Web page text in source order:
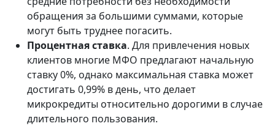
обращения за большими суммами, которые
могут быть труднее погасить.
Процентная ставка. Для привлечения новых
клиентов многие МФО предлагают начальную
ставку 0%, однако максимальная ставка может
достигать 0,99% в день, что делает
микрокредиты относительно дорогими в случае
длительного пользования.